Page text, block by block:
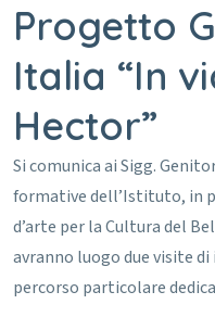
Progetto
Italia “In
Hector”
Si comunica ai Sigg.
formative dell’Istituto, in
d’arte per la Cultura del
avranno luogo due visite
percorso particolare